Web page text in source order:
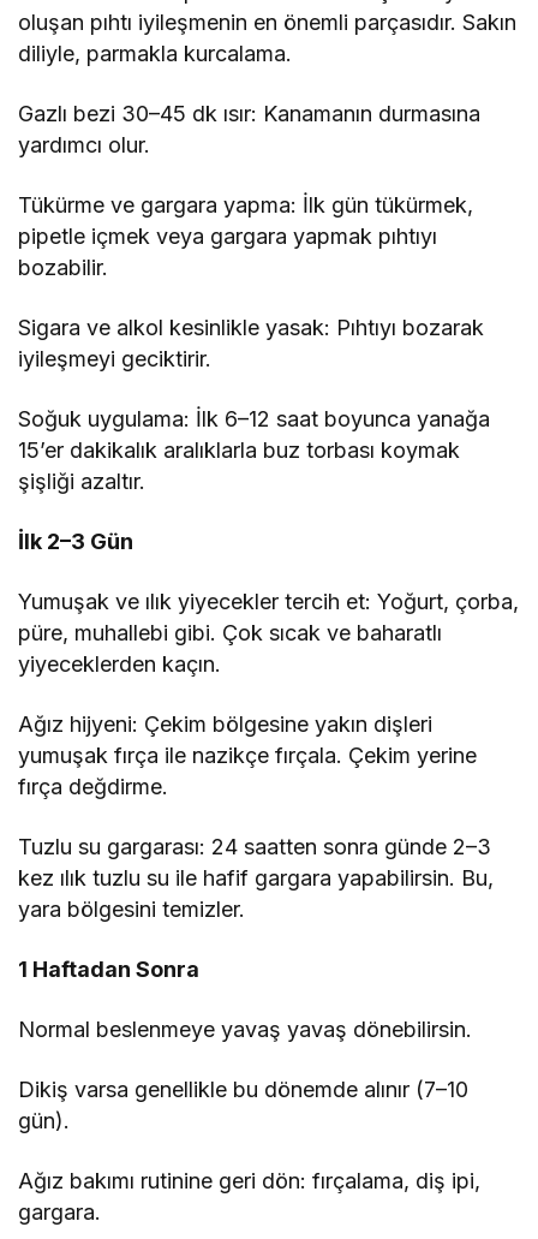
oluşan pıhtı iyileşmenin en önemli parçasıdır. Sakın
diliyle, parmakla kurcalama.
Gazlı bezi 30–45 dk ısır: Kanamanın durmasına
yardımcı olur.
Tükürme ve gargara yapma: İlk gün tükürmek,
pipetle içmek veya gargara yapmak pıhtıyı
bozabilir.
Sigara ve alkol kesinlikle yasak: Pıhtıyı bozarak
iyileşmeyi geciktirir.
Soğuk uygulama: İlk 6–12 saat boyunca yanağa
15’er dakikalık aralıklarla buz torbası koymak
şişliği azaltır.
İlk 2–3 Gün
Yumuşak ve ılık yiyecekler tercih et: Yoğurt, çorba,
püre, muhallebi gibi. Çok sıcak ve baharatlı
yiyeceklerden kaçın.
Ağız hijyeni: Çekim bölgesine yakın dişleri
yumuşak fırça ile nazikçe fırçala. Çekim yerine
fırça değdirme.
Tuzlu su gargarası: 24 saatten sonra günde 2–3
kez ılık tuzlu su ile hafif gargara yapabilirsin. Bu,
yara bölgesini temizler.
1 Haftadan Sonra
Normal beslenmeye yavaş yavaş dönebilirsin.
Dikiş varsa genellikle bu dönemde alınır (7–10
gün).
Ağız bakımı rutinine geri dön: fırçalama, diş ipi,
gargara.